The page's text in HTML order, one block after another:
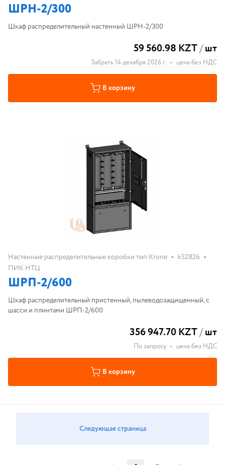
ШРН-2/300
Шкаф распределительный настенный ШРН-2/300
59 560.98 KZT/шт
Забрать 14 декабря 2026 г. • цена без НДС
В корзину
Настенные распределительные коробки тип Krone • k52826 •
ПИК НТЦ
ШРП-2/600
Шкаф распределительный пристенный, пылеводозащищенный, с
шасси и плинтами ШРП-2/600
356 947.70 KZT/шт
По запросу • цена без НДС
В корзину
Следующая страница